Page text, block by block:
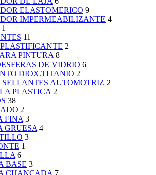
ELASTOMERICO 9
IMPERMEABILIZANTE 4
1
11
2
PINTURA 8
DE VIDRIO 6
DIOX.TITANIO 2
AUTOMOTRIZ 2
PLASTICA 2
38
2
FINA 3
GRUESA 4
3
1
6
BASE 3